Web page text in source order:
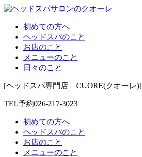
初めての方へ
ヘッドスパのこと
お店のこと
メニューのこと
日々のこと
[ヘッドスパ専門店 CUORE(クオーレ)]
TEL予約026-217-3023
初めての方へ
ヘッドスパのこと
お店のこと
メニューのこと